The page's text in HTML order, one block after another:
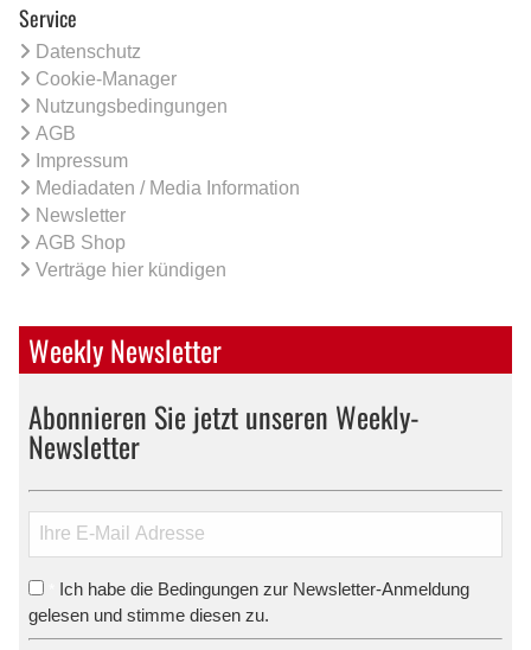
Service
Datenschutz
Cookie-Manager
Nutzungsbedingungen
AGB
Impressum
Mediadaten / Media Information
Newsletter
AGB Shop
Verträge hier kündigen
Weekly Newsletter
Abonnieren Sie jetzt unseren Weekly-
Newsletter
Ich habe die Bedingungen zur Newsletter-Anmeldung
gelesen und stimme diesen zu.